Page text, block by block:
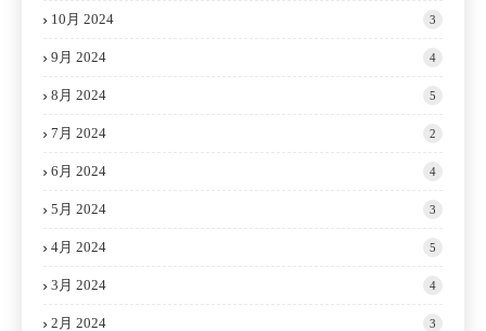
10月 2024 3
9月 2024 4
8月 2024 5
7月 2024 2
6月 2024 4
5月 2024 3
4月 2024 5
3月 2024 4
2月 2024 3